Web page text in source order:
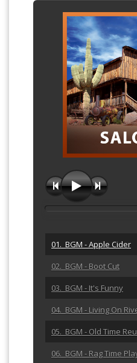
01. BGM - Apple Cider
02. BGM - Boot Cut
03. BGM - It's Funny
04. BGM - Living On
05. BGM - Old Time
06. BGM - Rag Time